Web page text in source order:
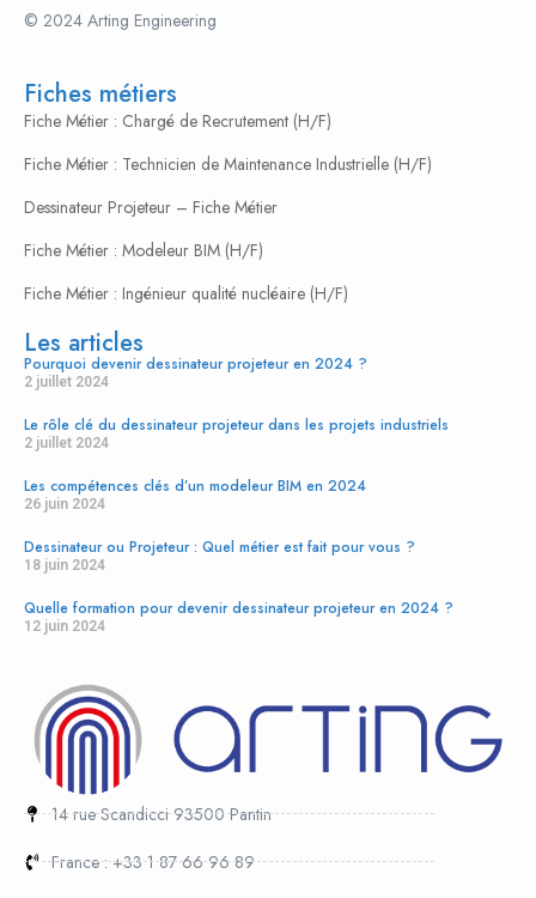
popcultureclothing.org
pinnacle of classical artistry and technical finesse. Their timepieces are
often understated but contain some of the most exquisite finishing and
complex movements in the world.
uhren replik
Best Replica Watches
Built with relentless focus on durability, precision, and functionality, a
Rolex is a symbol of earned success. From the deep-sea explorer’s
purpose-built heritage.
replica cartier horloges
Relógios iwc Réplica
Replika montblanc zegarków
Repliky panerai Hodinky
© 2024 Arting Engineering
Fiches métiers
Fiche Métier : Chargé de Recrutement (H/F)
Fiche Métier : Technicien de Maintenance Industrielle (H/F)
Dessinateur Projeteur – Fiche Métier
Fiche Métier : Modeleur BIM (H/F)
Fiche Métier : Ingénieur qualité nucléaire (H/F)
Les articles
Pourquoi devenir dessinateur projeteur en 2024 ?
2 juillet 2024
Le rôle clé du dessinateur projeteur dans les projets industriels
2 juillet 2024
Les compétences clés d’un modeleur BIM en 2024
26 juin 2024
Dessinateur ou Projeteur : Quel métier est fait pour vous ?
18 juin 2024
Quelle formation pour devenir dessinateur projeteur en 2024 ?
12 juin 2024
14 rue Scandicci 93500 Pantin
France : +33 1 87 66 96 89